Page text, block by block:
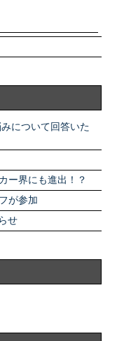
について回答いた
ー界にも進出！？
が参加
せ